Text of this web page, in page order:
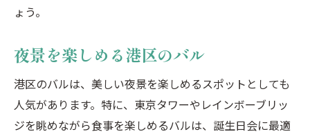
夜景を楽しむ港区バルプラン
友人同士で楽しむバル誕生日会プラン
港区のバルで特別な誕生日会を成功させるコツ
ょう。
夜景を楽しめる港区のバル
港区のバルは、美しい夜景を楽しめるスポットとしても
人気があります。特に、東京タワーやレインボーブリッ
ジを眺めながら食事を楽しめるバルは、誕生日会に最適